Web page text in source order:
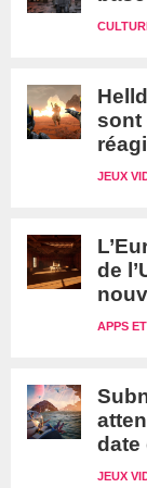
sont
JEUX
de
APPS
date
JEUX